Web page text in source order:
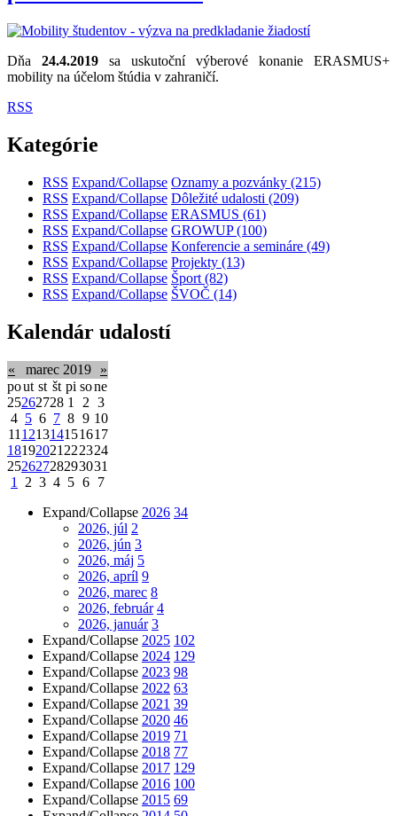
Dňa 24.4.2019 sa uskutoční výberové konanie
ERASMUS+
mobility na účelom štúdia v zahraničí.
RSS
Kategórie
RSS Expand/Collapse Oznamy a pozvánky (215)
RSS Expand/Collapse Dôležité udalosti (209)
RSS Expand/Collapse ERASMUS (61)
RSS Expand/Collapse GROWUP(100)
RSS Expand/Collapse Konferencie a semináre (49)
RSS Expand/Collapse Projekty (13)
RSS Expand/Collapse Šport (82)
RSS Expand/Collapse ŠVOČ (14)
Kalendár udalostí
« marec 2019
»
pout st št pi sone
25262728 1 2 3
4 5 6 7 8 9 10
11121314151617
18192021222324
25262728293031
1 2 3 4 5 6
7
Expand/Collapse 2026 34
2026, júl 2
2026, jún 3
2026, máj 5
2026, apríl 9
2026, marec 8
2026, február 4
2026, január 3
Expand/Collapse 2025 102
Expand/Collapse 2024 129
Expand/Collapse 2023 98
Expand/Collapse 2022 63
Expand/Collapse 2021 39
Expand/Collapse 2020 46
Expand/Collapse 2019 71
Expand/Collapse 2018 77
Expand/Collapse 2017 129
Expand/Collapse 2016 100
Expand/Collapse 2015 69